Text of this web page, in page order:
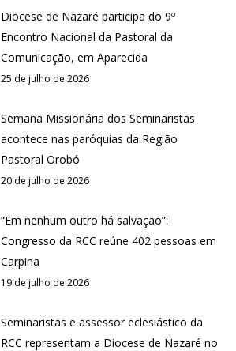
Diocese de Nazaré participa do 9º
Encontro Nacional da Pastoral da
Comunicação, em Aparecida
25 de julho de 2026
Semana Missionária dos Seminaristas
acontece nas paróquias da Região
Pastoral Orobó
20 de julho de 2026
“Em nenhum outro há salvação”:
Congresso da RCC reúne 402 pessoas em
Carpina
19 de julho de 2026
Seminaristas e assessor eclesiástico da
RCC representam a Diocese de Nazaré no